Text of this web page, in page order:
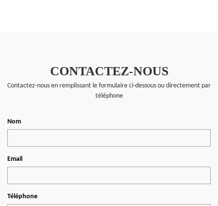
CONTACTEZ-NOUS
Contactez-nous en remplissant le formulaire ci-dessous ou directement par
téléphone
Nom
Email
Téléphone